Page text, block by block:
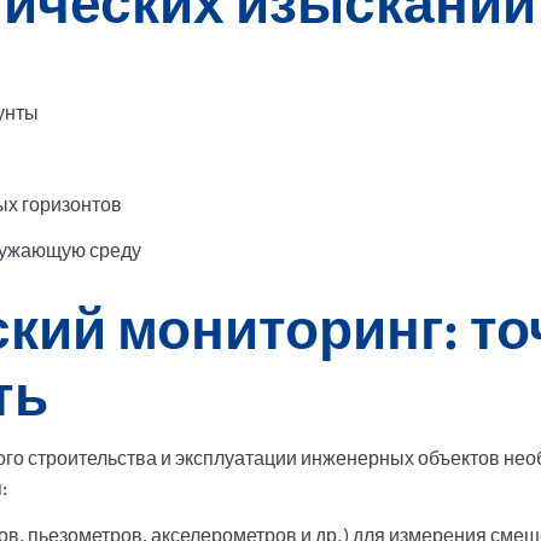
горизонтов
среду
мониторинг:
строительства и эксплуатации инженерных объектов
пьезометров, акселерометров и др.) для измерения